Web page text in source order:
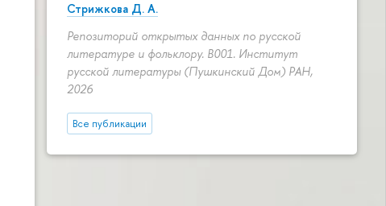
Стрижкова Д. А.
Репозиторий открытых данных по русской
литературе и фольклору. B001. Институт
русской литературы (Пушкинский Дом) РАН,
2026
Все публикации